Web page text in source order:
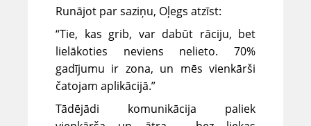
Runājot par saziņu, Oļegs atzīst:
“Tie, kas grib, var dabūt rāciju, bet
lielākoties neviens nelieto. 70%
gadījumu ir zona, un mēs vienkārši
čatojam aplikācijā.”
Tādējādi komunikācija paliek